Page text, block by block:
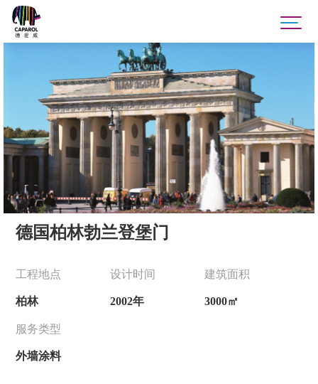
德国柏林勃兰登堡门
工程地点
柏林
设计时间
2002年
建筑面积
3000㎡
服务类型
外墙涂料